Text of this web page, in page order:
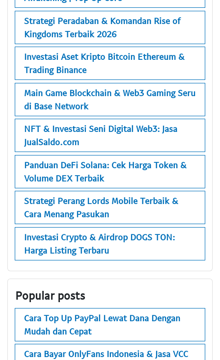
Strategi Peradaban & Komandan Rise of
Kingdoms Terbaik 2026
Investasi Aset Kripto Bitcoin Ethereum &
Trading Binance
Main Game Blockchain & Web3 Gaming Seru
di Base Network
NFT & Investasi Seni Digital Web3: Jasa
JualSaldo.com
Panduan DeFi Solana: Cek Harga Token &
Volume DEX Terbaik
Strategi Perang Lords Mobile Terbaik &
Cara Menang Pasukan
Investasi Crypto & Airdrop DOGS TON:
Harga Listing Terbaru
Popular posts
Cara Top Up PayPal Lewat Dana Dengan
Mudah dan Cepat
Cara Bayar OnlyFans Indonesia & Jasa VCC